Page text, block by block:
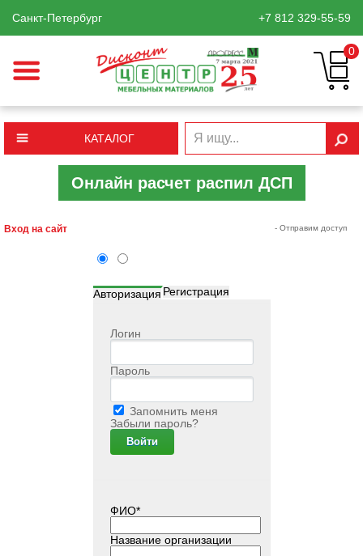
Санкт-Петербург +7 812 329-55-59
0
КАТАЛОГ
Онлайн расчет распил ДСП
Вход на сайт
Авторизация Регистрация
Логин
Пароль
Запомнить меня
Забыли пароль?
ФИО*
Название организации
- Отправим доступ